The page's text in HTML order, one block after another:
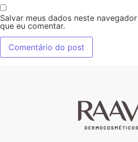
Salvar meus dados neste
que eu comentar.